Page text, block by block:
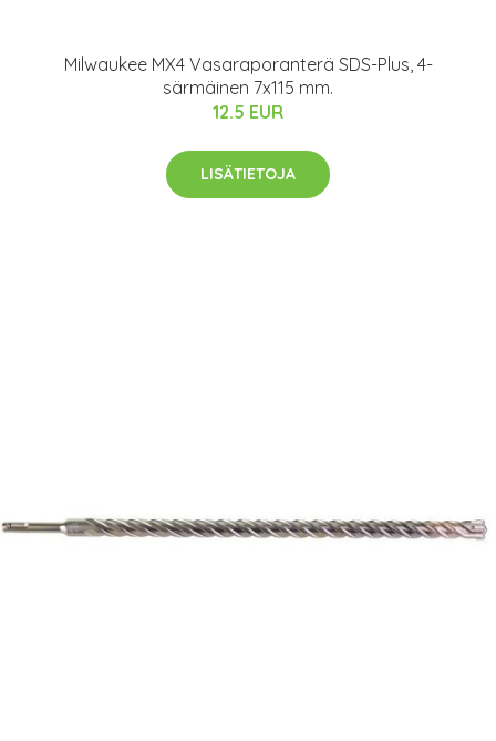
Milwaukee MX4 Vasaraporanterä SDS-Plus, 4-
särmäinen 7x115 mm.
12.5 EUR
LISÄTIETOJA